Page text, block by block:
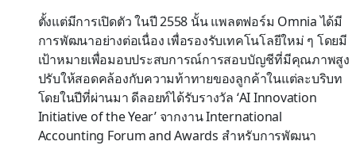
ตั้งแต่มีการเปิดตัว ในปี 2558 นั้น แพลตฟอร์ม Omnia ได้มี
การพัฒนาอย่างต่อเนื่อง เพื่อรองรับเทคโนโลยีใหม่ ๆ โดยมี
เป้าหมายเพื่อมอบประสบการณ์การสอบบัญชีที่มีคุณภาพสูง
ปรับให้สอดคล้องกับความท้าทายของลูกค้าในแต่ละบริบท
โดยในปีที่ผ่านมา ดีลอยท์ได้รับรางวัล ‘AI Innovation
Initiative of the Year’ จากงาน International
Accounting Forum and Awards สำหรับการพัฒนา